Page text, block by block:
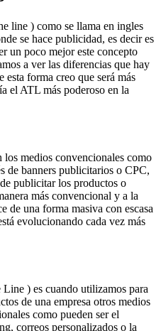
line ) como se llama en ingles
se hace publicidad, es decir es
un poco mejor este concepto
a ver las diferencias que hay
forma creo que será más
el ATL más poderoso en la
medios convencionales como
de banners publicitarios o CPC,
publicitar los productos o
más convencional y a la
de una forma masiva con escasa
evolucionando cada vez más
) es cuando utilizamos para
de una empresa otros medios
como pueden ser el
correos personalizados o la